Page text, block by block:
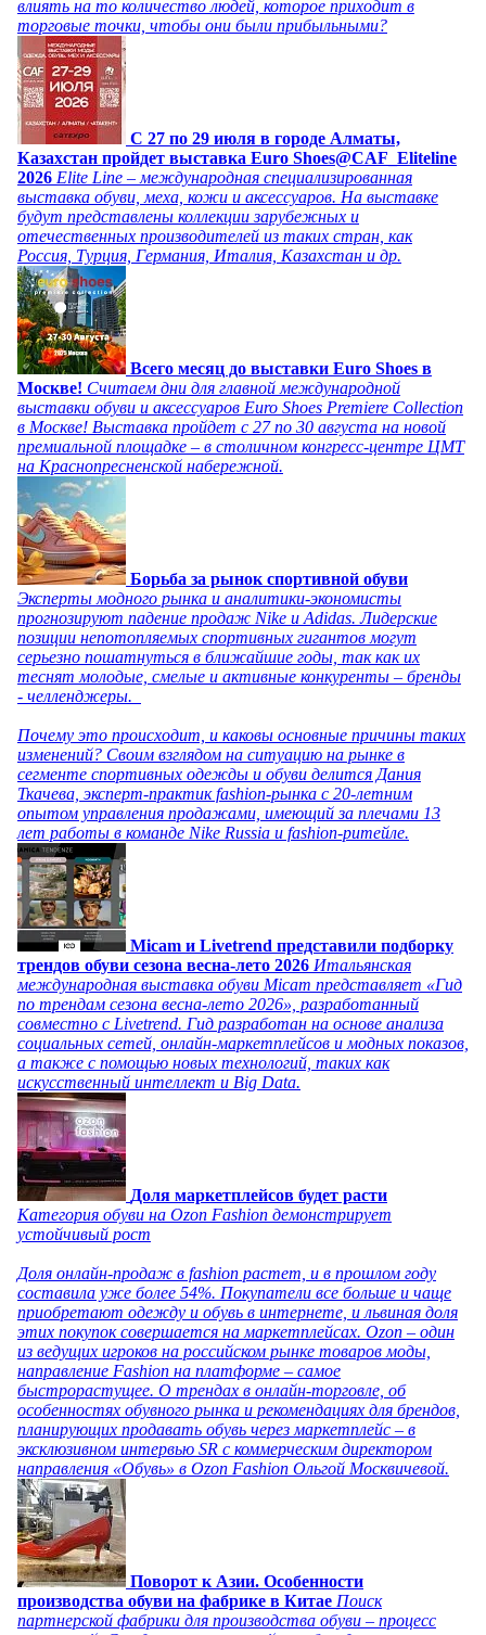
влиять на то количество людей, которое приходит в
торговые точки, чтобы они были прибыльными?
C 27 по 29 июля в городе Алматы,
Казахстан пройдет выставка Euro Shoes@CAF_Eliteline
2026 Elite Line – международная специализированная
выставка обуви, меха, кожи и аксессуаров. На выставке
будут представлены коллекции зарубежных и
отечественных производителей из таких стран, как
Россия, Турция, Германия, Италия, Казахстан и др.
Всего месяц до выставки Euro Shoes в
Москве! Считаем дни для главной международной
выставки обуви и аксессуаров Euro Shoes Premiere Collection
в Москве! Выставка пройдет с 27 по 30 августа на новой
премиальной площадке – в столичном конгресс-центре ЦМТ
на Краснопресненской набережной.
Борьба за рынок спортивной обуви
Эксперты модного рынка и аналитики-экономисты
прогнозируют падение продаж Nike и Adidas. Лидерские
позиции непотопляемых спортивных гигантов могут
серьезно пошатнуться в ближайшие годы, так как их
теснят молодые, смелые и активные конкуренты – бренды
- челленджеры.
Почему это происходит, и каковы основные причины таких
изменений? Своим взглядом на ситуацию на рынке в
сегменте спортивных одежды и обуви делится Дания
Ткачева, эксперт-практик fashion-рынка с 20-летним
опытом управления продажами, имеющий за плечами 13
лет работы в команде Nike Russia и fashion-ритейле.
Micam и Livetrend представили подборку
трендов обуви сезона весна-лето 2026 Итальянская
международная выставка обуви Micam представляет «Гид
по трендам сезона весна-лето 2026», разработанный
совместно с Livetrend. Гид разработан на основе анализа
социальных сетей, онлайн-маркетплейсов и модных показов,
а также с помощью новых технологий, таких как
искусственный интеллект и Big Data.
Доля маркетплейсов будет расти
Категория обуви на Ozon Fashion демонстрирует
устойчивый рост
Доля онлайн-продаж в fashion растет, и в прошлом году
составила уже более 54%. Покупатели все больше и чаще
приобретают одежду и обувь в интернете, и львиная доля
этих покупок совершается на маркетплейсах. Ozon – один
из ведущих игроков на российском рынке товаров моды,
направление Fashion на платформе – самое
быстрорастущее. О трендах в онлайн-торговле, об
особенностях обувного рынка и рекомендациях для брендов,
планирующих продавать обувь через маркетплейс – в
эксклюзивном интервью SR с коммерческим директором
направления «Обувь» в Ozon Fashion Ольгой Москвичевой.
Поворот к Азии. Особенности
производства обуви на фабрике в Китае Поиск
партнерской фабрики для производства обуви – процесс